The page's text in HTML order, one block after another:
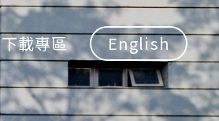
下載專區 English